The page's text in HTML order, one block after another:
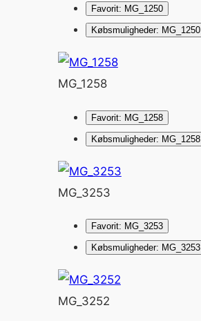
Favorit: MG_1250
Købsmuligheder: MG_1250
MG_1258
Favorit: MG_1258
Købsmuligheder: MG_1258
MG_3253
Favorit: MG_3253
Købsmuligheder: MG_3253
MG_3252